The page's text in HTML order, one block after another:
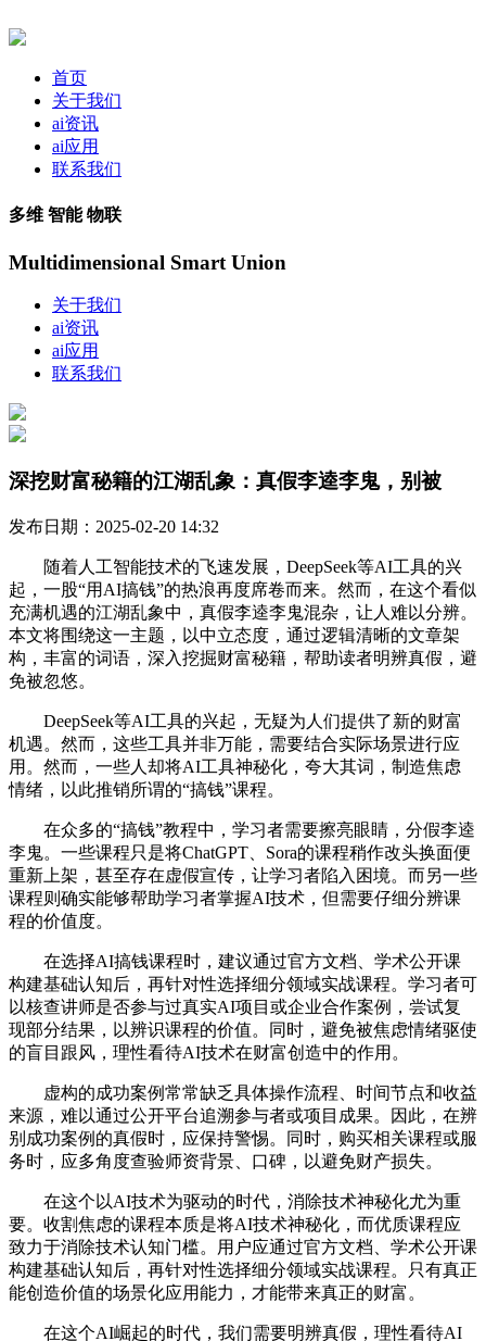
首页
关于我们
ai资讯
ai应用
联系我们
多维 智能 物联
Multidimensional Smart Union
关于我们
ai资讯
ai应用
联系我们
深挖财富秘籍的江湖乱象：真假李逵李鬼，别被
发布日期：2025-02-20 14:32
随着人工智能技术的飞速发展，DeepSeek等AI工具的兴
起，一股“用AI搞钱”的热浪再度席卷而来。然而，在这个看似
充满机遇的江湖乱象中，真假李逵李鬼混杂，让人难以分辨。
本文将围绕这一主题，以中立态度，通过逻辑清晰的文章架
构，丰富的词语，深入挖掘财富秘籍，帮助读者明辨真假，避
免被忽悠。
DeepSeek等AI工具的兴起，无疑为人们提供了新的财富
机遇。然而，这些工具并非万能，需要结合实际场景进行应
用。然而，一些人却将AI工具神秘化，夸大其词，制造焦虑
情绪，以此推销所谓的“搞钱”课程。
在众多的“搞钱”教程中，学习者需要擦亮眼睛，分假李逵
李鬼。一些课程只是将ChatGPT、Sora的课程稍作改头换面便
重新上架，甚至存在虚假宣传，让学习者陷入困境。而另一些
课程则确实能够帮助学习者掌握AI技术，但需要仔细分辨课
程的价值度。
在选择AI搞钱课程时，建议通过官方文档、学术公开课
构建基础认知后，再针对性选择细分领域实战课程。学习者可
以核查讲师是否参与过真实AI项目或企业合作案例，尝试复
现部分结果，以辨识课程的价值。同时，避免被焦虑情绪驱使
的盲目跟风，理性看待AI技术在财富创造中的作用。
虚构的成功案例常常缺乏具体操作流程、时间节点和收益
来源，难以通过公开平台追溯参与者或项目成果。因此，在辨
别成功案例的真假时，应保持警惕。同时，购买相关课程或服
务时，应多角度查验师资背景、口碑，以避免财产损失。
在这个以AI技术为驱动的时代，消除技术神秘化尤为重
要。收割焦虑的课程本质是将AI技术神秘化，而优质课程应
致力于消除技术认知门槛。用户应通过官方文档、学术公开课
构建基础认知后，再针对性选择细分领域实战课程。只有真正
能创造价值的场景化应用能力，才能带来真正的财富。
在这个AI崛起的时代，我们需要明辨真假，理性看待AI